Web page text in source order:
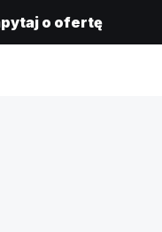
o ofertę